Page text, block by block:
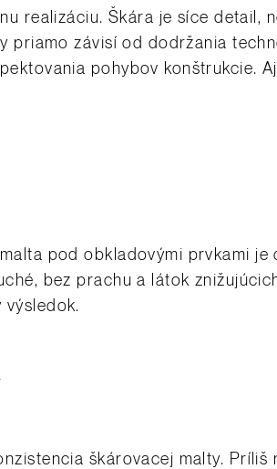
realizáciu. Škára je síce detail,
priamo závisí od dodržania
pohybov konštrukcie.
pod obkladovými prvkami
bez prachu a látok
výsledok.
škárovacej malty.